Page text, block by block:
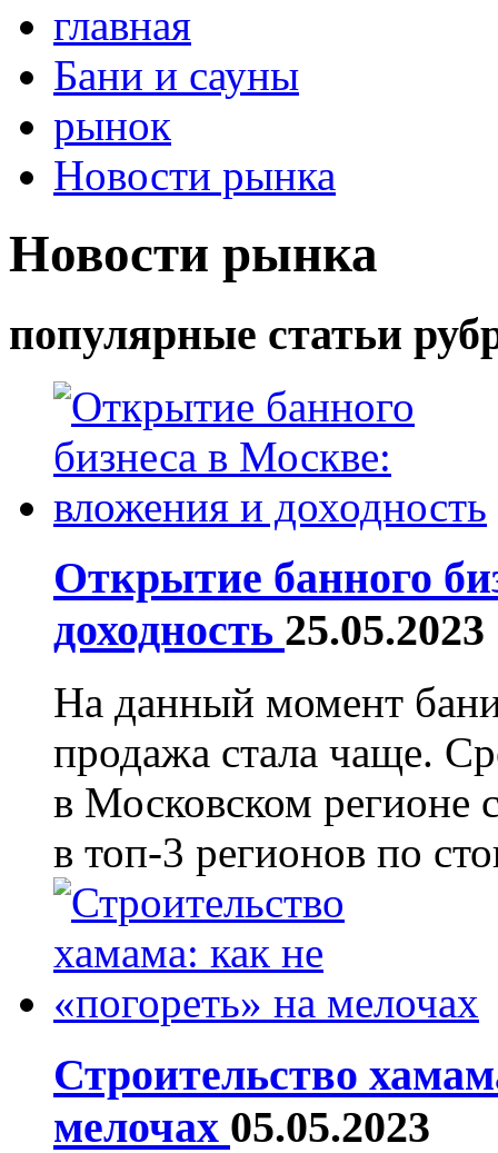
главная
Бани и сауны
рынок
Новости рынка
Новости рынка
популярные статьи
Открытие банного
доходность 25.05.2023
На данный момент
продажа стала чаще.
в Московском регионе
в топ-3 регионов по
Строительство
мелочах 05.05.2023